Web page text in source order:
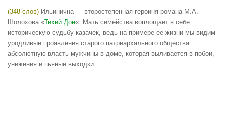
(348 слов) Ильинична — второстепенная героиня романа М.А.
Шолохова «Тихий Дон«. Мать семейства воплощает в себе
историческую судьбу казачек, ведь на примере ее жизни мы видим
уродливые проявления старого патриархального общества:
абсолютную власть мужчины в доме, которая выливается в побои,
унижения и пьяные выходки.